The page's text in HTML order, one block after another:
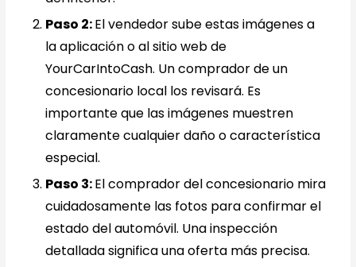
Paso 2:El vendedor sube estas imágenes a
la aplicación o al sitio web de
YourCarIntoCash. Un comprador de un
concesionario local los revisará. Es
importante que las imágenes muestren
claramente cualquier daño o característica
especial.
Paso 3:El comprador del concesionario mira
cuidadosamente las fotos para confirmar el
estado del automóvil. Una inspección
detallada significa una oferta más precisa.